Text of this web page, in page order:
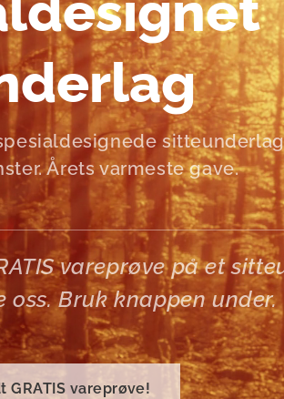
Årets varmeste gave.
vareprøve på et
Bruk knappen under.
vareprøve!